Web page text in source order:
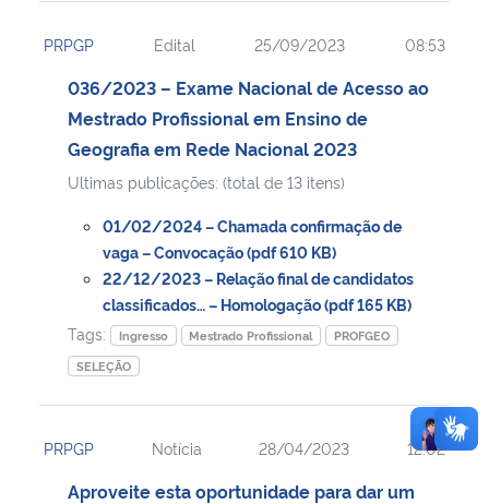
PRPGP Edital 25/09/2023 08:53
036/2023 – Exame Nacional de Acesso ao
Mestrado Profissional em Ensino de
Geografia em Rede Nacional 2023
Ultimas publicações: (total de 13 itens)
01/02/2024 – Chamada confirmação de
vaga – Convocação (pdf 610 KB)
22/12/2023 – Relação final de candidatos
classificados… – Homologação (pdf 165 KB)
Tags:
Ingresso Mestrado Profissional
PROFGEO
SELEÇÃO
PRPGP Notícia 28/04/2023 12:02
Aproveite esta oportunidade para dar um